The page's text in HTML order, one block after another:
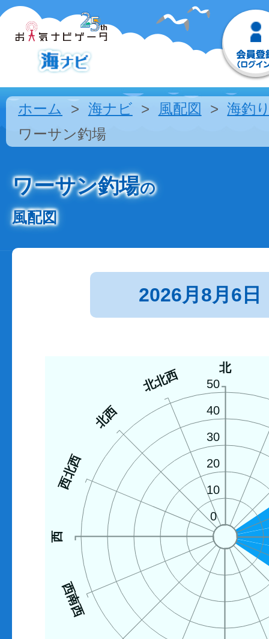
ホーム 海ナビ 風配図
海釣
ワーサン釣場
ワーサン釣場の
風配図
2026月8月6日
北
西南西
西
西北西
北西
北北西
0
10
20
30
40
50